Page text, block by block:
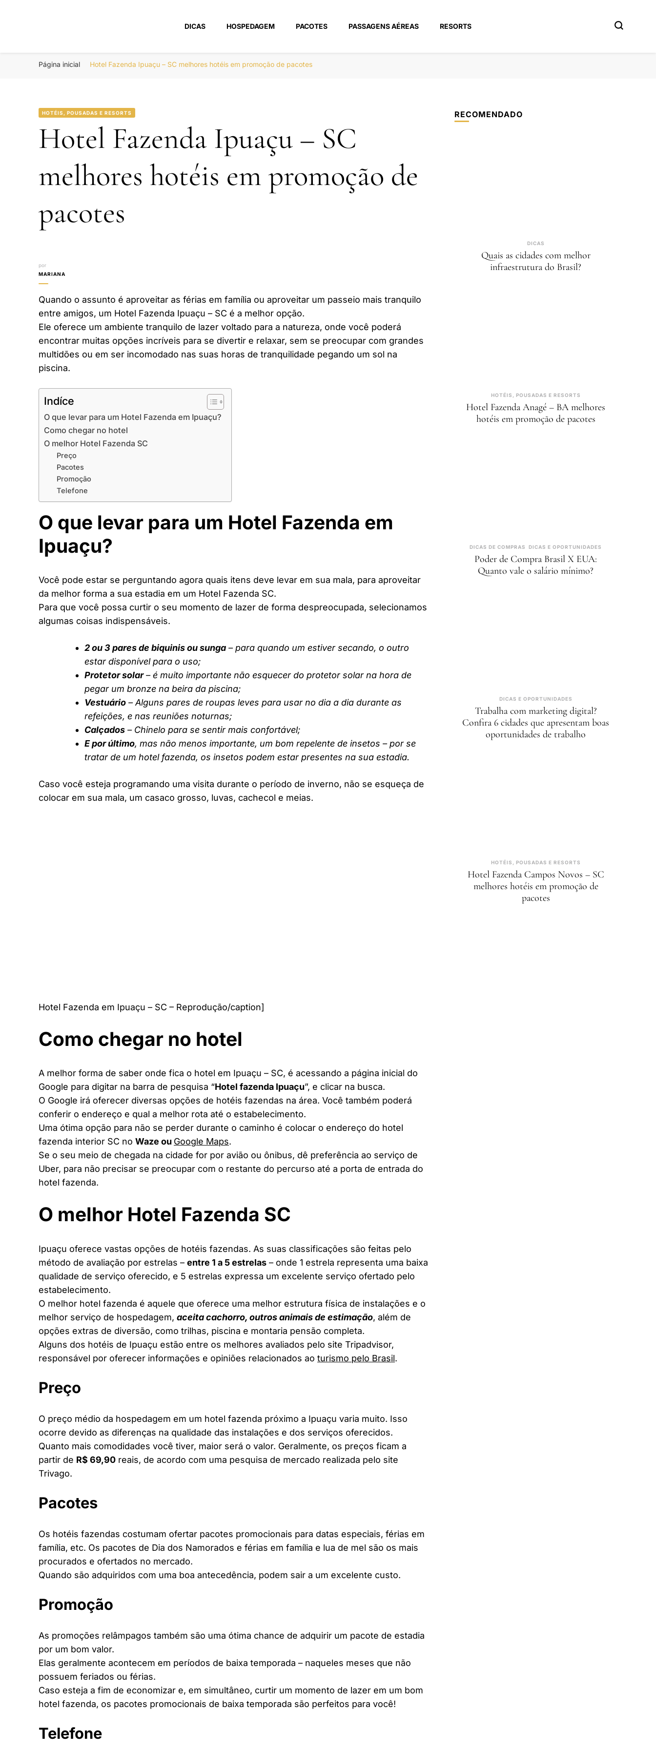
Portal Boa Viagem
DICAS HOSPEDAGEM PACOTES PASSAGENS AÉREAS RESORTS
Página inicial Hotel Fazenda Ipuaçu – SC melhores hotéis em promoção de pacotes
HOTÉIS, POUSADAS E RESORTS
Hotel Fazenda Ipuaçu – SC
melhores hotéis em promoção de
pacotes
por
MARIANA
Quando o assunto é aproveitar as férias em família ou aproveitar um passeio mais tranquilo
entre amigos, um Hotel Fazenda Ipuaçu – SC é a melhor opção.
Ele oferece um ambiente tranquilo de lazer voltado para a natureza, onde você poderá
encontrar muitas opções incríveis para se divertir e relaxar, sem se preocupar com grandes
multidões ou em ser incomodado nas suas horas de tranquilidade pegando um sol na
piscina.
Indíce
O que levar para um Hotel Fazenda em Ipuaçu?
Como chegar no hotel
O melhor Hotel Fazenda SC
Preço
Pacotes
Promoção
Telefone
O que levar para um Hotel Fazenda em
Ipuaçu?
Você pode estar se perguntando agora quais itens deve levar em sua mala, para aproveitar
da melhor forma a sua estadia em um Hotel Fazenda SC.
Para que você possa curtir o seu momento de lazer de forma despreocupada, selecionamos
algumas coisas indispensáveis.
2 ou 3 pares de biquinis ou sunga – para quando um estiver secando, o outro
estar disponível para o uso;
Protetor solar– é muito importante não esquecer do protetor solar na hora de
pegar um bronze na beira da piscina;
Vestuário – Alguns pares de roupas leves para usar no dia a dia durante as
refeições, e nas reuniões noturnas;
Calçados – Chinelo para se sentir mais confortável;
E por último, mas não menos importante, um bom repelente de insetos – por se
tratar de um hotel fazenda, os insetos podem estar presentes na sua estadia.
Caso você esteja programando uma visita durante o período de inverno, não se esqueça de
colocar em sua mala, um casaco grosso, luvas, cachecol e meias.
Hotel Fazenda em Ipuaçu – SC – Reprodução/caption]
Como chegar no hotel
A melhor forma de saber onde fica o hotel em Ipuaçu – SC, é acessando a página inicial do
Google para digitar na barra de pesquisa “Hotel fazenda Ipuaçu”, e clicar na busca.
O Google irá oferecer diversas opções de hotéis fazendas na área. Você também poderá
conferir o endereço e qual a melhor rota até o estabelecimento.
Uma ótima opção para não se perder durante o caminho é colocar o endereço do hotel
fazenda interior SC no Waze ou Google Maps.
Se o seu meio de chegada na cidade for por avião ou ônibus, dê preferência ao serviço de
Uber, para não precisar se preocupar com o restante do percurso até a porta de entrada do
hotel fazenda.
O melhor Hotel Fazenda SC
Ipuaçu oferece vastas opções de hotéis fazendas. As suas classificações são feitas pelo
método de avaliação por estrelas – entre 1 a 5 estrelas – onde 1 estrela representa uma baixa
qualidade de serviço oferecido, e 5 estrelas expressa um excelente serviço ofertado pelo
estabelecimento.
O melhor hotel fazenda é aquele que oferece uma melhor estrutura física de instalações e o
melhor serviço de hospedagem, aceita cachorro, outros animais de estimação, além de
opções extras de diversão, como trilhas, piscina e montaria pensão completa.
Alguns dos hotéis de Ipuaçu estão entre os melhores avaliados pelo site Tripadvisor,
responsável por oferecer informações e opiniões relacionados ao turismo pelo Brasil.
Preço
O preço médio da hospedagem em um hotel fazenda próximo a Ipuaçu varia muito. Isso
ocorre devido as diferenças na qualidade das instalações e dos serviços oferecidos.
Quanto mais comodidades você tiver, maior será o valor. Geralmente, os preços ficam a
partir de R$ 69,90 reais, de acordo com uma pesquisa de mercado realizada pelo site
Trivago.
Pacotes
Os hotéis fazendas costumam ofertar pacotes promocionais para datas especiais, férias em
família, etc. Os pacotes de Dia dos Namorados e férias em família e lua de mel são os mais
procurados e ofertados no mercado.
Quando são adquiridos com uma boa antecedência, podem sair a um excelente custo.
Promoção
As promoções relâmpagos também são uma ótima chance de adquirir um pacote de estadia
por um bom valor.
Elas geralmente acontecem em períodos de baixa temporada – naqueles meses que não
possuem feriados ou férias.
Caso esteja a fim de economizar e, em simultâneo, curtir um momento de lazer em um bom
hotel fazenda, os pacotes promocionais de baixa temporada são perfeitos para você!
Telefone
RECOMENDADO
DICAS
Quais as cidades com melhor
infraestrutura do Brasil?
HOTÉIS, POUSADAS E RESORTS
Hotel Fazenda Anagé – BA melhores
hotéis em promoção de pacotes
DICAS DE COMPRAS DICAS E OPORTUNIDADES
Poder de Compra Brasil X EUA:
Quanto vale o salário mínimo?
DICAS E OPORTUNIDADES
Trabalha com marketing digital?
Confira 6 cidades que apresentam boas
oportunidades de trabalho
HOTÉIS, POUSADAS E RESORTS
Hotel Fazenda Campos Novos – SC
melhores hotéis em promoção de
pacotes